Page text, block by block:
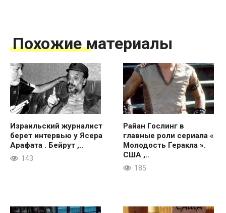
Похожие материалы
Израильский журналист
берет интервью у Ясера
Арафата . Бейрут ,..
143
Райан Гослинг в
главные роли сериала «
Молодость Геракла ».
США ,..
185